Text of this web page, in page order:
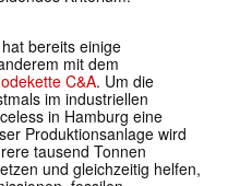
bereits einige
mit dem
C&A. Um die
im industriellen
in Hamburg eine
Produktionsanlage wird
tausend Tonnen
und gleichzeitig helfen,